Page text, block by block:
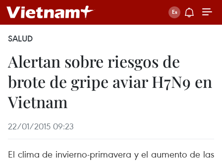
SALUD
Alertan sobre riesgos de
brote de gripe aviar H7N9 en
Vietnam
22/01/2015 09:23
El clima de invierno-primavera y el aumento de las